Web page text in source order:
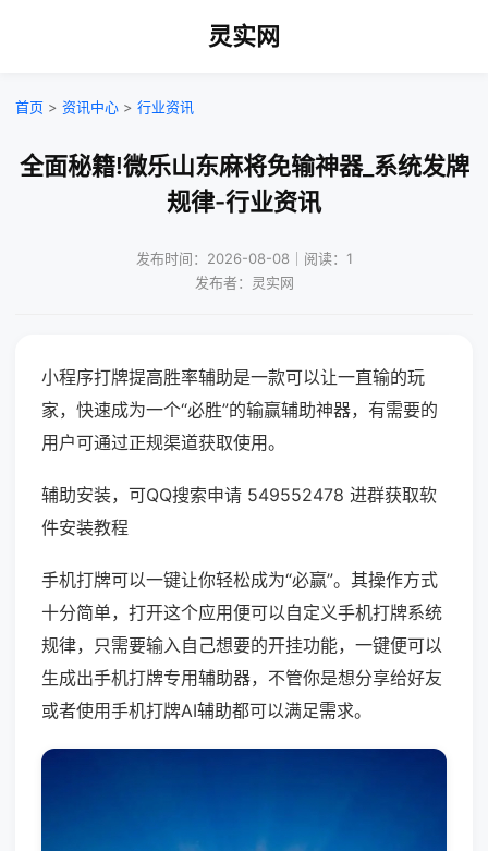
灵实网
首页 > 资讯中心 > 行业资讯
全面秘籍!微乐山东麻将免输神器_系统发牌
规律-行业资讯
发布时间：2026-08-08｜阅读：1
发布者：灵实网
小程序打牌提高胜率辅助是一款可以让一直输的玩
家，快速成为一个“必胜”的输赢辅助神器，有需要的
用户可通过正规渠道获取使用。
辅助安装，可QQ搜索申请 549552478 进群获取软
件安装教程
手机打牌可以一键让你轻松成为“必赢”。其操作方式
十分简单，打开这个应用便可以自定义手机打牌系统
规律，只需要输入自己想要的开挂功能，一键便可以
生成出手机打牌专用辅助器，不管你是想分享给好友
或者使用手机打牌AI辅助都可以满足需求。